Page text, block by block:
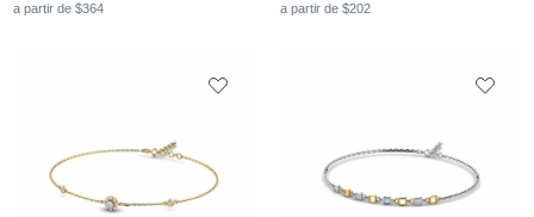
a partir de $364 a partir de $202